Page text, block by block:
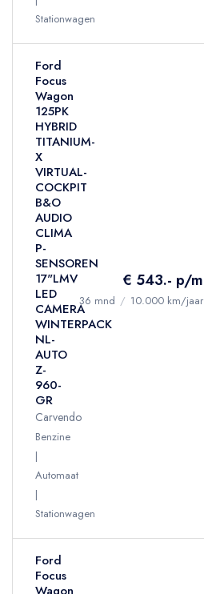
Stationwagen
Ford
Focus
Wagon
125PK
HYBRID
TITANIUM-
X
VIRTUAL-
COCKPIT
B&O
AUDIO
CLIMA
P-
SENSOREN
17"LMV
LED
CAMERA
WINTERPACK
NL-
AUTO
Z-
960-
GR
Carvendo
Benzine
Automaat
Stationwagen
€ 543.- p/m
36 mnd / 10.000 km/jaar
Ford
Focus